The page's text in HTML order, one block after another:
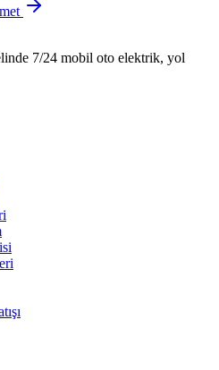
7/24 mobil oto elektrik, yol